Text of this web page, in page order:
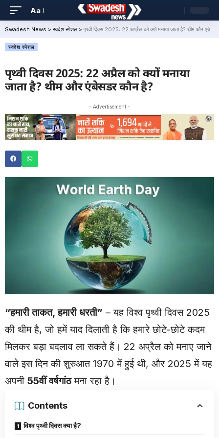
Aa
Swadesh News > स्वदेश स्पेशल> पृथ्वी दिवस 2025: 22 अप्रैल को क्यों मनाया जाता है? थीम और एंबेसडर कौन है?
स्वदेश स्पेशल
पृथ्वी दिवस 2025: 22 अप्रैल को क्यों मनाया
जाता है? थीम और एंबेसडर कौन है?
- Advertisement -
“हमारी ताकत, हमारी धरती” – यह विश्व पृथ्वी दिवस 2025
की थीम है, जो हमें याद दिलाती है कि हमारे छोटे-छोटे कदम
मिलकर बड़ा बदलाव ला सकते हैं। 22 अप्रैल को मनाए जाने
वाले इस दिन की शुरुआत 1970 में हुई थी, और 2025 में यह
अपनी 55वीं वर्षगांठमना रहा है।
Contents
विश्व पृथ्वी दिवस क्या है?